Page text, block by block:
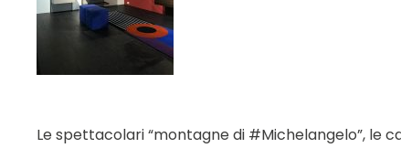
Le spettacolari “montagne di #Michelangelo”, le